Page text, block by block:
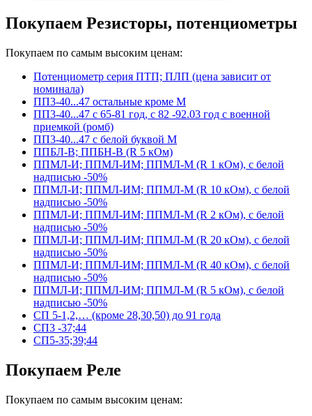
Покупаем Резисторы, потенциометры
Покупаем по самым высоким ценам:
Потенциометр серия ПТП; ПЛП (цена зависит от
номинала)
ПП3-40...47 остальные кроме М
ПП3-40...47 с 65-81 год, с 82 -92.03 год с военной
приемкой (ромб)
ПП3-40...47 с белой буквой М
ППБЛ-В; ППБН-В (R 5 кОм)
ППМЛ-И; ППМЛ-ИМ; ППМЛ-М (R 1 кОм), с белой
надписью -50%
ППМЛ-И; ППМЛ-ИМ; ППМЛ-М (R 10 кОм), с белой
надписью -50%
ППМЛ-И; ППМЛ-ИМ; ППМЛ-М (R 2 кОм), с белой
надписью -50%
ППМЛ-И; ППМЛ-ИМ; ППМЛ-М (R 20 кОм), с белой
надписью -50%
ППМЛ-И; ППМЛ-ИМ; ППМЛ-М (R 40 кОм), с белой
надписью -50%
ППМЛ-И; ППМЛ-ИМ; ППМЛ-М (R 5 кОм), с белой
надписью -50%
СП 5-1,2,… (кроме 28,30,50) до 91 года
СП3 -37;44
СП5-35;39;44
Покупаем Реле
Покупаем по самым высоким ценам: